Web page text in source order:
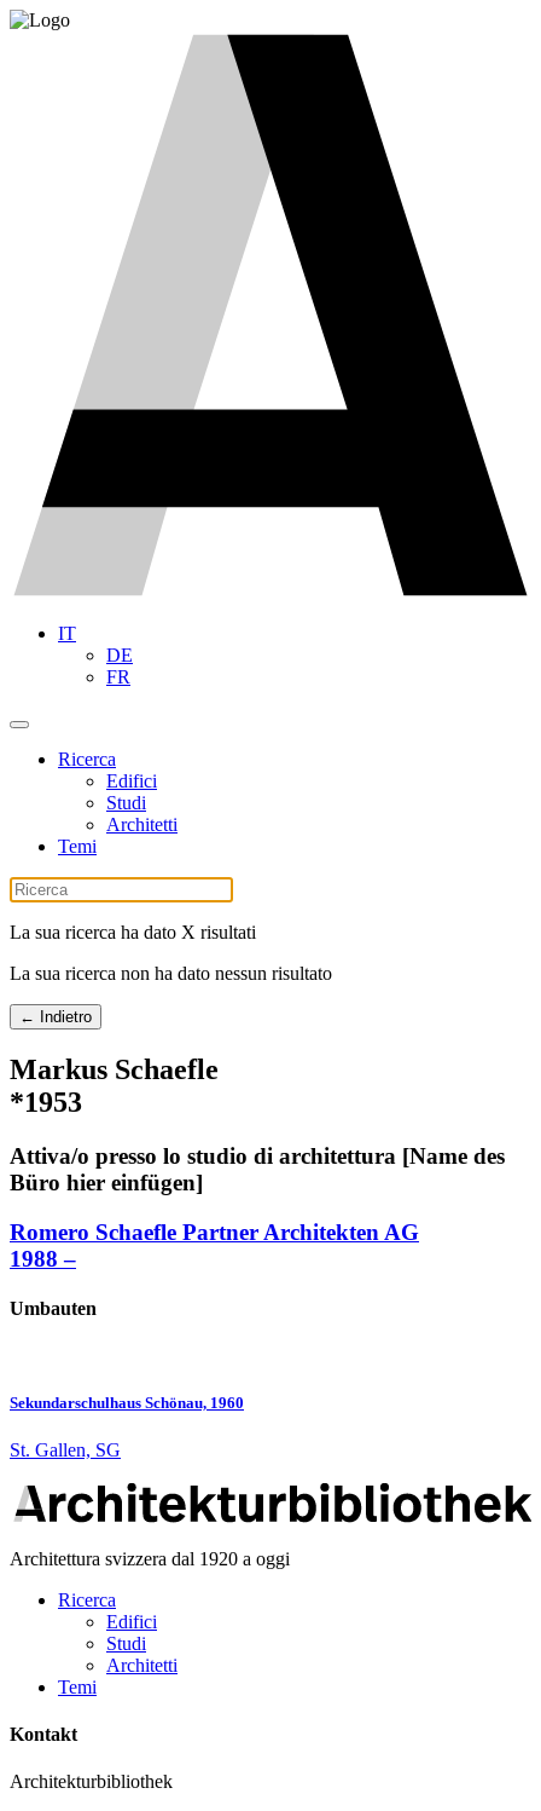
IT
DE
FR
Ricerca
Edifici
Studi
Architetti
Temi
La sua ricerca ha dato X risultati
La sua ricerca non ha dato nessun risultato
← Indietro
Markus Schaefle
*1953
Attiva/o presso lo studio di architettura [Name des
Büro hier einfügen]
Romero Schaefle Partner Architekten AG
1988 –
Umbauten
Sekundarschulhaus Schönau, 1960
St. Gallen, SG
Architettura svizzera dal 1920 a oggi
Ricerca
Edifici
Studi
Architetti
Temi
Kontakt
Architekturbibliothek